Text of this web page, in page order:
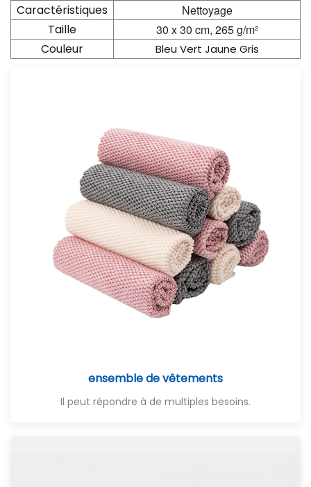
Caractéristiques
Nettoyage
Taille
30 x 30 cm, 265 g/m²
Couleur
Bleu Vert Jaune Gris
ensemble de vêtements
Il peut répondre à de multiples besoins.